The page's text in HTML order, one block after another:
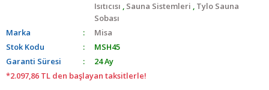
Isıtıcısı , Sauna Sistemleri , Tylo Sauna
Sobası
Marka
Misa
Stok Kodu
MSH45
Garanti Süresi
24 Ay
*2.097,86 TL den başlayan taksitlerle!